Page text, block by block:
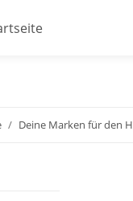
Deine Marken für den